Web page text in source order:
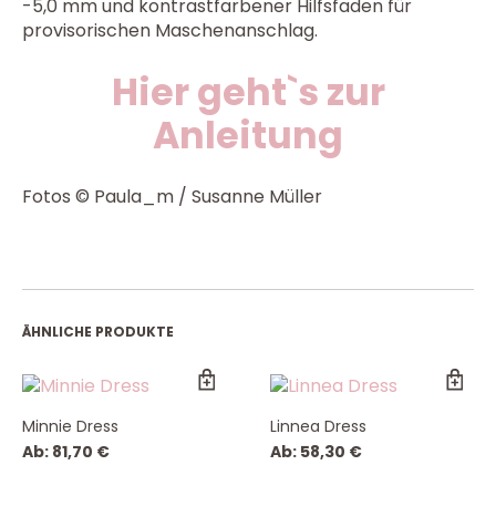
-5,0 mm und kontrastfarbener Hilfsfaden für
provisorischen Maschenanschlag.
Hier geht`s zur
Anleitung
Fotos © Paula_m / Susanne Müller
ÄHNLICHE PRODUKTE
Minnie Dress
Ab: 81,70 €
Linnea Dress
Ab: 58,30 €